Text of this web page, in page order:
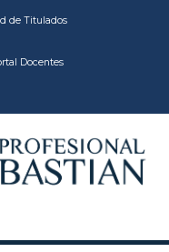
de Titulados
Docentes